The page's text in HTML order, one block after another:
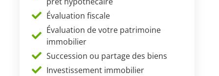
Évaluation fiscale
Évaluation de votre patrimoine
immobilier
Succession ou partage des biens
Investissement immobilier